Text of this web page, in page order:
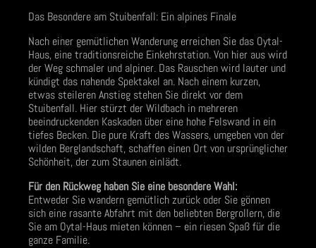
Das Besondere am Stuibenfall: Ein alpines Finale
Nach einer gemütlichen Wanderung erreichen Sie das Oytal-
Haus, eine traditionsreiche Einkehrstation. Von hier aus wird
der Weg schmaler und alpiner. Das Rauschen wird lauter und
kündigt das nahende Spektakel an. Nach einem kurzen,
etwas steileren Anstieg stehen Sie direkt vor dem
Stuibenfall. Hier stürzt der Wildbach in mehreren
beeindruckenden Kaskaden über eine hohe Felswand in ein
tiefes Becken. Die pure Kraft des Wassers, umgeben von der
wilden Berglandschaft, schaffen einen Ort von ursprünglicher
Schönheit, der zum Staunen einlädt.
Für den Rückweg haben Sie eine besondere Wahl:
Entweder Sie wandern gemütlich zurück oder Sie gönnen
sich eine rasante Abfahrt mit den beliebten Bergrollern, die
Sie am Oytal-Haus mieten können – ein riesen Spaß für die
ganze Familie.